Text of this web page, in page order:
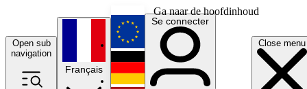
Ga naar de hoofdinhoud
Open sub
navigation
Close menu
Français
English
Deutsch
Se connecter